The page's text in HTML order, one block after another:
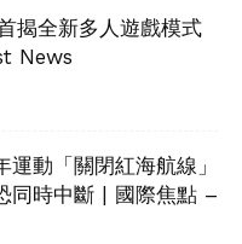
揭全新多人遊戲模式
News
動「關閉紅海航線」
同時中斷 | 國際焦點 –